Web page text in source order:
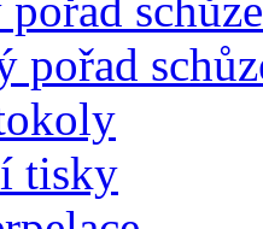
pořad
tisky